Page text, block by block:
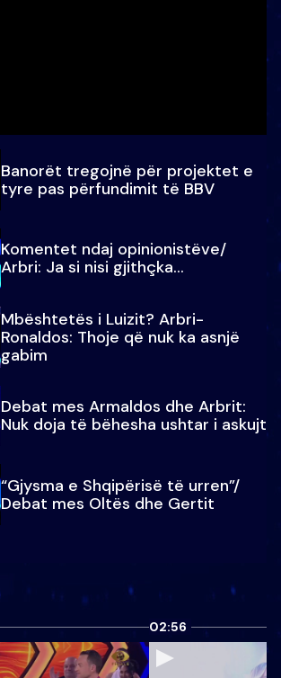
Banorët tregojnë për projektet e
tyre pas përfundimit të BBV
Komentet ndaj opinionistëve/
Arbri: Ja si nisi gjithçka…
Mbështetës i Luizit? Arbri-
Ronaldos: Thoje që nuk ka asnjë
gabim
Debat mes Armaldos dhe Arbrit:
Nuk doja të bëhesha ushtar i askujt
“Gjysma e Shqipërisë të urren”/
Debat mes Oltës dhe Gertit
02:56